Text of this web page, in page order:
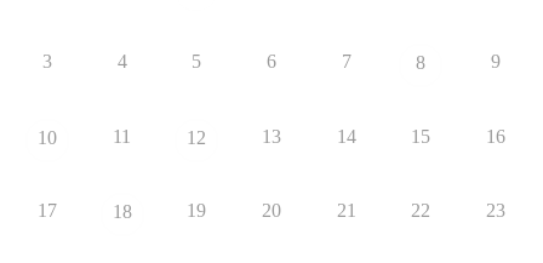
3 4 5 6 7 8 9
10 11 12 13 14 15 16
17 18 19 20 21 22 23